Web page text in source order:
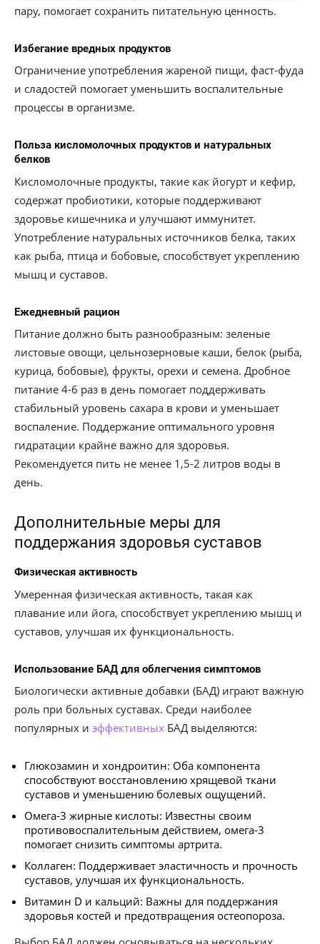
пару, помогает сохранить питательную ценность.
Избегание вредных продуктов
Ограничение употребления жареной пищи, фаст-фуда
и сладостей помогает уменьшить воспалительные
процессы в организме.
Польза кисломолочных продуктов и натуральных
белков
Кисломолочные продукты, такие как йогурт и кефир,
содержат пробиотики, которые поддерживают
здоровье кишечника и улучшают иммунитет.
Употребление натуральных источников белка, таких
как рыба, птица и бобовые, способствует укреплению
мышц и суставов.
Ежедневный рацион
Питание должно быть разнообразным: зеленые
листовые овощи, цельнозерновые каши, белок (рыба,
курица, бобовые), фрукты, орехи и семена. Дробное
питание 4-6 раз в день помогает поддерживать
стабильный уровень сахара в крови и уменьшает
воспаление. Поддержание оптимального уровня
гидратации крайне важно для здоровья.
Рекомендуется пить не менее 1,5-2 литров воды в
день.
Дополнительные меры для
поддержания здоровья суставов
Физическая активность
Умеренная физическая активность, такая как
плавание или йога, способствует укреплению мышц и
суставов, улучшая их функциональность.
Использование БАД для облегчения симптомов
Биологически активные добавки (БАД) играют важную
роль при больных суставах. Среди наиболее
популярных и эффективных БАД выделяются:
Глюкозамин и хондроитин: Оба компонента
способствуют восстановлению хрящевой ткани
суставов и уменьшению болевых ощущений.
Омега-3 жирные кислоты: Известны своим
противовоспалительным действием, омега-3
помогает снизить симптомы артрита.
Коллаген: Поддерживает эластичность и прочность
суставов, улучшая их функциональность.
Витамин D и кальций: Важны для поддержания
здоровья костей и предотвращения остеопороза.